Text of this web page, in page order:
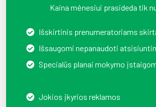
Kaina mėnesiui prasideda tik
Išskirtinis prenumeratoriams
Išsaugomi nepanaudoti
Specialūs planai mokymo
Jokios įkyrios reklamos